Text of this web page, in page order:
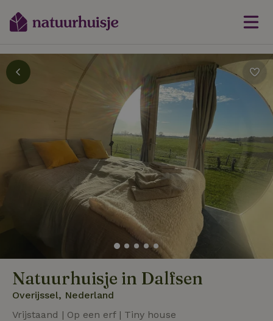
Natuurhuisje in Dalfsen
Overijssel, Nederland
Vrijstaand | Op een erf | Tiny house